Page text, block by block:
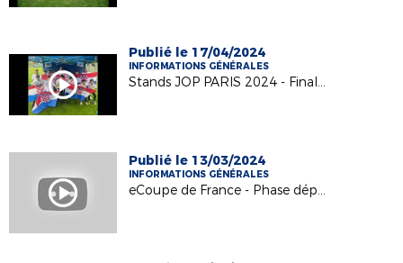
Publié le 17/04/2024
INFORMATIONS GÉNÉRALES
Stands JOP PARIS 2024 - Finale U13
Publié le 13/03/2024
INFORMATIONS GÉNÉRALES
eCoupe de France - Phase départementale